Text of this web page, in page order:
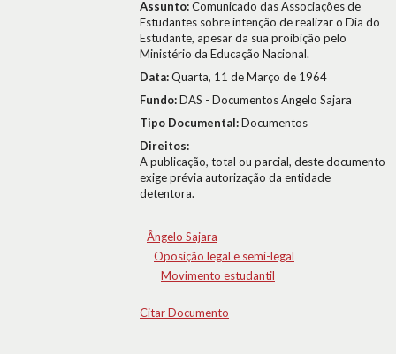
Assunto:Comunicado das Associações de
Estudantes sobre intenção de realizar o Dia do
Estudante, apesar da sua proibição pelo
Ministério da Educação Nacional.
Data:Quarta, 11 de Março de 1964
Fundo:DAS - Documentos Angelo Sajara
Tipo Documental:Documentos
Direitos:
A publicação, total ou parcial, deste documento
exige prévia autorização da entidade
detentora.
Ângelo Sajara
Oposição legal e semi-legal
Movimento estudantil
Citar Documento